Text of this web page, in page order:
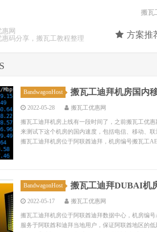
网
惠码分享，搬瓦工教程整理
方案推
搬瓦
BandwagonHost 搬瓦工迪拜机房国内
2022-05-28 搬瓦工优惠网
搬瓦工迪拜机房上线有一段时间了，之前搬瓦工优
来测试下这个机房的国内速度，包括电信、移动、
搬瓦工迪拜机房位于阿联酋迪拜，机房编号搬瓦工
BandwagonHost 搬瓦工迪拜DUBAI机
2022-05-17 搬瓦工优惠网
搬瓦工迪拜机房位于阿联酋迪拜数据中心，机房编
服务于阿联酋和迪拜当地用户，保证阿联酋地区的